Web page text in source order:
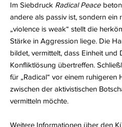
Im Siebdruck Radical Peace
andere als passiv ist, sondern
„violence is weak“ stellt die
Stärke in Aggression liege. Die
bildet, vermittelt, dass Einheit
Konfliktlösung übertreffen.
für „Radical“ vor einem
zwischen der aktivistischen
vermitteln möchte.
Weitere Informationen über den